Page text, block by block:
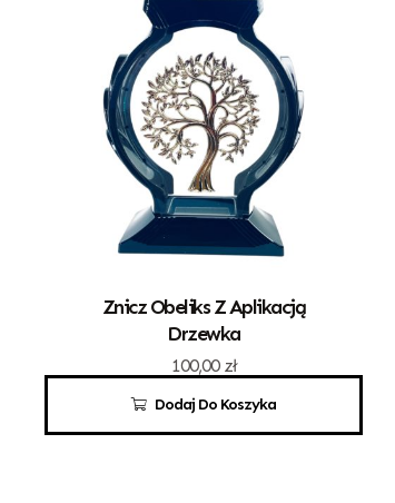
Dodaj Do Koszyka
Znicz Obeliks Z Aplikacją
Drzewka
100,00 zł